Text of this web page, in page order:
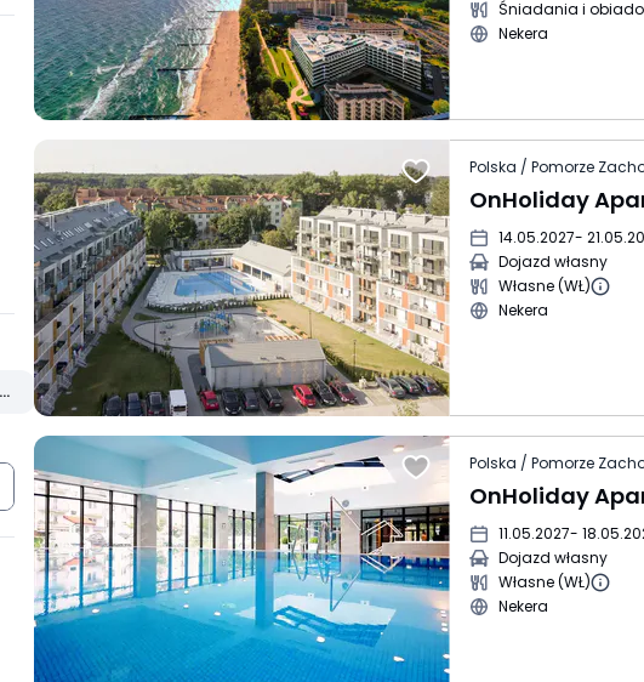
Śniadania i
Nekera
Polska / Pomorze
14.05.2027-
Dojazd własny
Własne (WŁ)
Nekera
Polska / Pomorze
11.05.2027-
Dojazd własny
Własne (WŁ)
Nekera